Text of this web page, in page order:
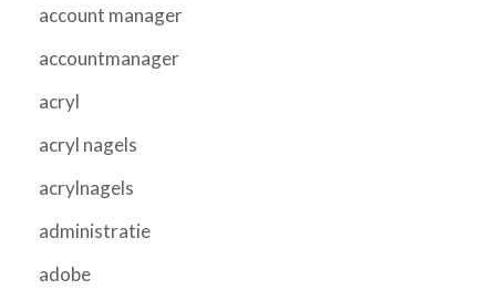
account manager
accountmanager
acryl
acryl nagels
acrylnagels
administratie
adobe